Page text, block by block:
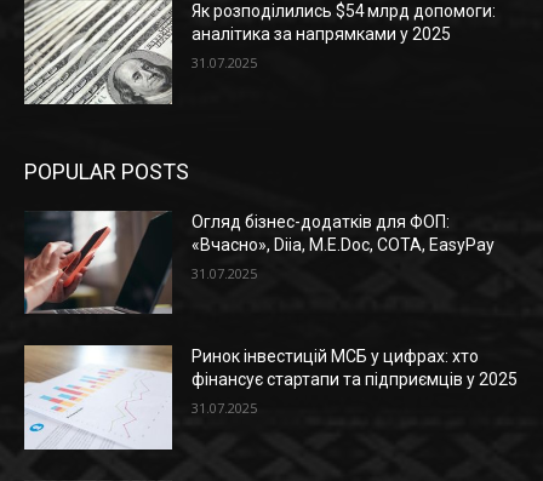
Як розподілились $54 млрд допомоги:
аналітика за напрямками у 2025
31.07.2025
POPULAR POSTS
Огляд бізнес-додатків для ФОП:
«Вчасно», Diia, M.E.Doc, СОТА, EasyPay
31.07.2025
Ринок інвестицій МСБ у цифрах: хто
фінансує стартапи та підприємців у 2025
31.07.2025